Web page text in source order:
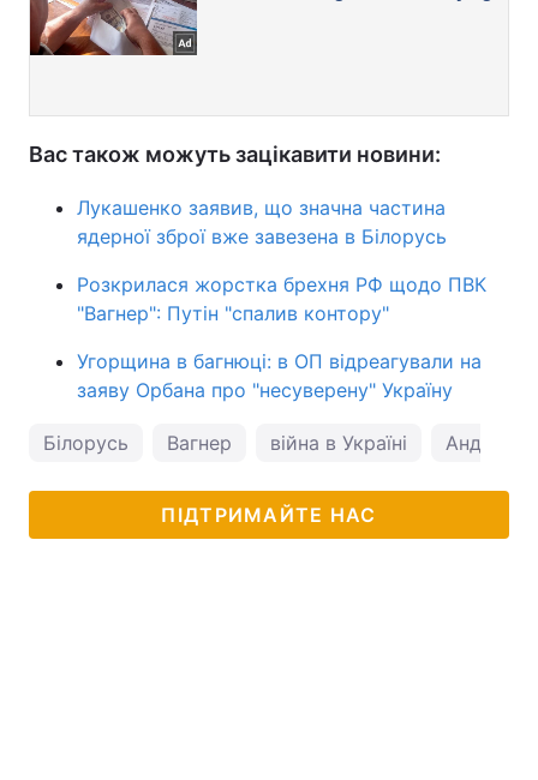
Вас також можуть зацікавити новини:
Лукашенко заявив, що значна частина
ядерної зброї вже завезена в Білорусь
Розкрилася жорстка брехня РФ щодо ПВК
"Вагнер": Путін "спалив контору"
Угорщина в багнюці: в ОП відреагували на
заяву Орбана про "несуверену" Україну
Білорусь Вагнер війна в Україні Анджей
ПІДТРИМАЙТЕ НАС